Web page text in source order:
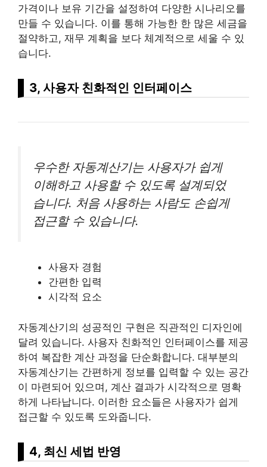
가격이나 보유 기간을 설정하여 다양한 시나리오를
만들 수 있습니다. 이를 통해 가능한 한 많은 세금을
절약하고, 재무 계획을 보다 체계적으로 세울 수 있
습니다.
3, 사용자 친화적인 인터페이스
우수한 자동계산기는 사용자가 쉽게
이해하고 사용할 수 있도록 설계되었
습니다. 처음 사용하는 사람도 손쉽게
접근할 수 있습니다.
사용자 경험
간편한 입력
시각적 요소
자동계산기의 성공적인 구현은 직관적인 디자인에
달려 있습니다. 사용자 친화적인 인터페이스를 제공
하여 복잡한 계산 과정을 단순화합니다. 대부분의
자동계산기는 간편하게 정보를 입력할 수 있는 공간
이 마련되어 있으며, 계산 결과가 시각적으로 명확
하게 나타납니다. 이러한 요소들은 사용자가 쉽게
접근할 수 있도록 도와줍니다.
4, 최신 세법 반영